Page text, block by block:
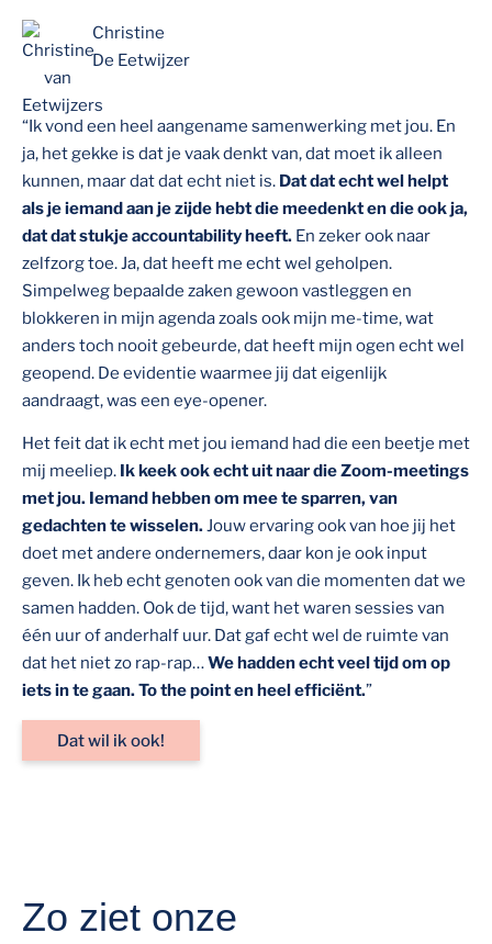
Christine
De Eetwijzer
“Ik vond een heel aangename samenwerking met jou. En
ja, het gekke is dat je vaak denkt van, dat moet ik alleen
kunnen, maar dat dat echt niet is. Dat dat echt wel helpt
als je iemand aan je zijde hebt die meedenkt en die ook ja,
dat dat stukje accountability heeft. En zeker ook naar
zelfzorg toe. Ja, dat heeft me echt wel geholpen.
Simpelweg bepaalde zaken gewoon vastleggen en
blokkeren in mijn agenda zoals ook mijn me-time, wat
anders toch nooit gebeurde, dat heeft mijn ogen echt wel
geopend. De evidentie waarmee jij dat eigenlijk
aandraagt, was een eye-opener.
Het feit dat ik echt met jou iemand had die een beetje met
mij meeliep. Ik keek ook echt uit naar die Zoom-meetings
met jou. Iemand hebben om mee te sparren, van
gedachten te wisselen.Jouw ervaring ook van hoe jij het
doet met andere ondernemers, daar kon je ook input
geven. Ik heb echt genoten ook van die momenten dat we
samen hadden. Ook de tijd, want het waren sessies van
één uur of anderhalf uur. Dat gaf echt wel de ruimte van
dat het niet zo rap-rap…We hadden echt veel tijd om op
iets in te gaan. To the point en heel efficiënt.”
Dat wil ik ook!
Zo ziet onze